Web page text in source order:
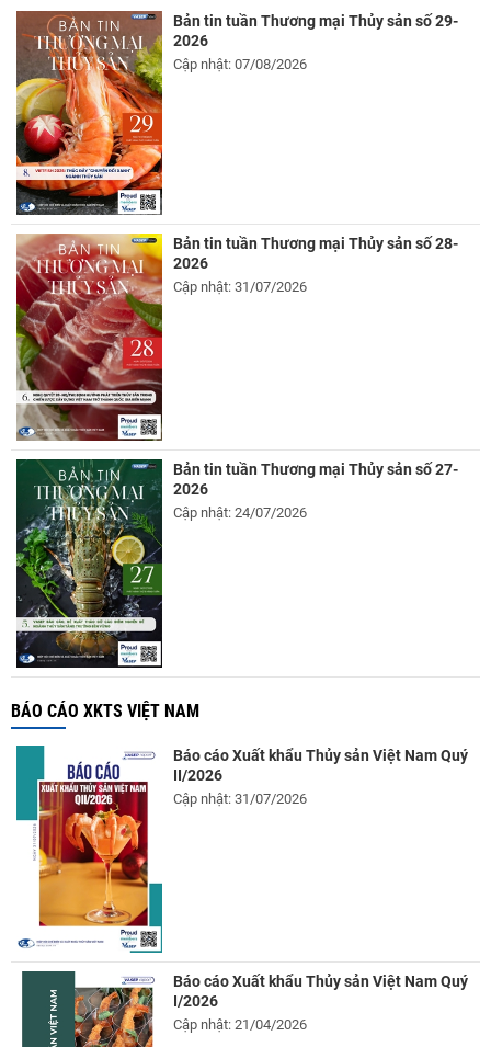
Bản tin tuần Thương mại Thủy sản số 29-
2026
Cập nhật: 07/08/2026
Bản tin tuần Thương mại Thủy sản số 28-
2026
Cập nhật: 31/07/2026
Bản tin tuần Thương mại Thủy sản số 27-
2026
Cập nhật: 24/07/2026
BÁO CÁO XKTS VIỆT NAM
Báo cáo Xuất khẩu Thủy sản Việt Nam Quý
II/2026
Cập nhật: 31/07/2026
Báo cáo Xuất khẩu Thủy sản Việt Nam Quý
I/2026
Cập nhật: 21/04/2026